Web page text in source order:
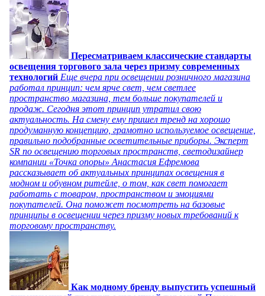
Пересматриваем классические стандарты
освещения торгового зала через призму современных
технологий Еще вчера при освещении розничного магазина
работал принцип: чем ярче свет, чем светлее
пространство магазина, тем больше покупателей и
продаж. Сегодня этот принцип утратил свою
актуальность. На смену ему пришел тренд на хорошо
продуманную концепцию, грамотно используемое освещение,
правильно подобранные осветительные приборы. Эксперт
SR по освещению торговых пространств, светодизайнер
компании «Точка опоры» Анастасия Ефремова
рассказывает об актуальных принципах освещения в
модном и обувном ритейле, о том, как свет помогает
работать с товаром, пространством и эмоциями
покупателей. Она поможет посмотреть на базовые
принципы в освещении через призму новых требований к
торговому пространству.
Как модному бренду выпустить успешный